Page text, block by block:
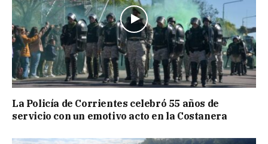
La Policía de Corrientes celebró 55 años de
servicio con un emotivo acto en la Costanera